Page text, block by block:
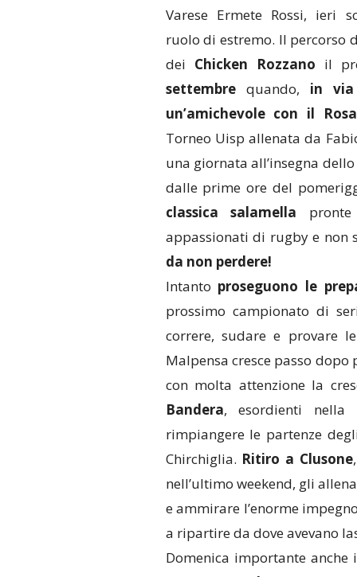
Varese Ermete Rossi, ieri
ruolo di estremo. Il percorso
dei Chicken Rozzano il
settembrequando, in via
un’amichevole con il
Torneo Uisp allenata da
una giornata all’insegna
dalle prime ore del
classica salamella
appassionati di rugby e non
da non perdere!
Intanto proseguono le
prossimo campionato di
correre, sudare e provare
Malpensa cresce passo
con molta attenzione la
Bandera, esordienti
rimpiangere le partenze
Chirchiglia. Ritiro a Clusone
nell’ultimo weekend, gli
e ammirare l’enorme
a ripartire da dove avevano
Domenica importante